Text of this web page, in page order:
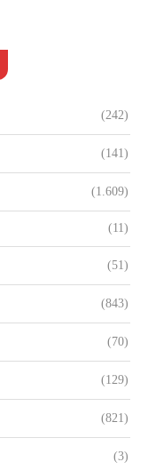
(242)
(141)
(1.609)
(11)
(51)
(843)
(70)
(129)
(821)
(3)